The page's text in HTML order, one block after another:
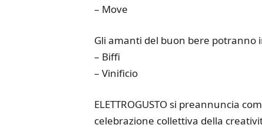
– Move
Gli amanti del buon bere potranno
– Biffi
– Vinificio
ELETTROGUSTO si preannuncia
celebrazione collettiva della